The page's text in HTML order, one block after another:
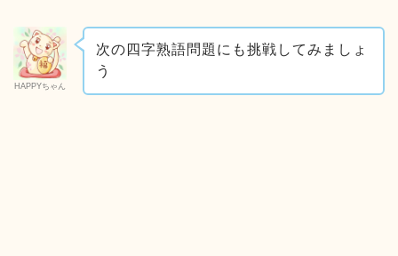
HAPPYちゃん
次の四字熟語問題にも挑戦してみましょ
う